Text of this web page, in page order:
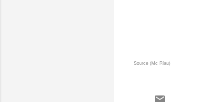
Source (Mc Riau)